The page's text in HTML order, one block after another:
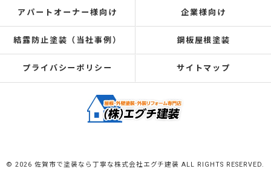
アパートオーナー様向け 企業様向け
結露防止塗装（当社事例） 鋼板屋根塗装
プライバシーポリシー サイトマップ
© 2026 佐賀市で塗装なら丁寧な株式会社エグチ建装 ALL RIGHTS RESERVED.